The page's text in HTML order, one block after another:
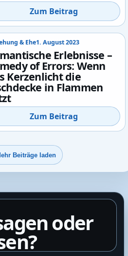
Zum Beitrag
& Ehe1. August 2023
Erlebnisse –
of Errors: Wenn
Kerzenlicht die
in Flammen
Zum Beitrag
Beiträge laden
oder